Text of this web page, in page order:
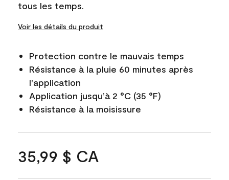
tous les temps.
Voir les détails du produit
Protection contre le mauvais temps
Résistance à la pluie 60 minutes après
l'application
Application jusqu’à 2 °C (35 °F)
Résistance à la moisissure
35,99 $ CA